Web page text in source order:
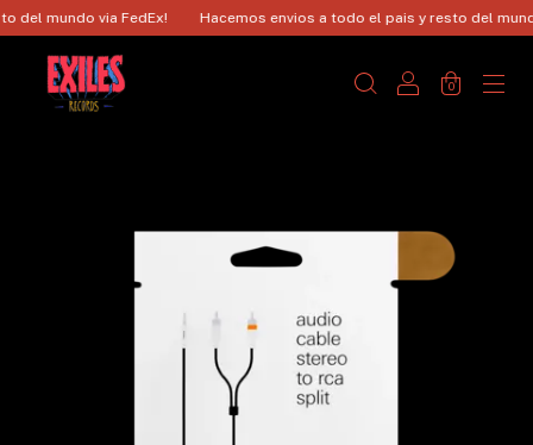
mundo via FedEx! Hacemos envios a todo el pais y resto del
0